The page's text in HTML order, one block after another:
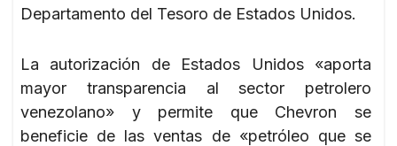
Departamento del Tesoro de Estados Unidos.
La autorización de Estados Unidos «aporta
mayor transparencia al sector petrolero
venezolano» y permite que Chevron se
beneficie de las ventas de «petróleo que se